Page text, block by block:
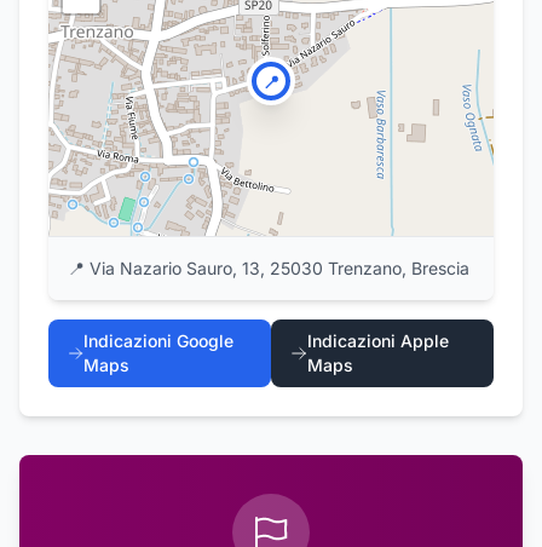
📍
📍 Via Nazario Sauro, 13, 25030 Trenzano, Brescia
Indicazioni Google
Maps
Indicazioni Apple
Maps